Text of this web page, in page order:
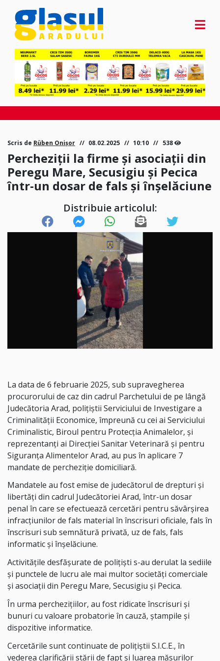
Scris de Rüben Onișor 08.02.2025 10:10 538
Percheziții la firme și asociații din
Peregu Mare, Secusigiu și Pecica
într-un dosar de fals și înșelăciune
Distribuie articolul:
La data de 6 februarie 2025, sub supravegherea
procurorului de caz din cadrul Parchetului de pe lângă
Judecătoria Arad, polițiștii Serviciului de Investigare a
Criminalității Economice, împreună cu cei ai Serviciului
Criminalistic, Biroul pentru Protecția Animalelor, și
reprezentanți ai Direcției Sanitar Veterinară și pentru
Siguranța Alimentelor Arad, au pus în aplicare 7
mandate de percheziție domiciliară.
Mandatele au fost emise de judecătorul de drepturi și
libertăți din cadrul Judecătoriei Arad, într-un dosar
penal în care se efectuează cercetări pentru săvârșirea
infracțiunilor de fals material în înscrisuri oficiale, fals în
înscrisuri sub semnătură privată, uz de fals, fals
informatic și înșelăciune.
Activitățile desfășurate de polițiști s-au derulat la sediile
și punctele de lucru ale mai multor societăți comerciale
și asociații din Peregu Mare, Secusigiu și Pecica.
În urma perchezițiilor, au fost ridicate înscrisuri și
bunuri cu valoare probatorie în cauză, ștampile și
dispozitive informatice.
Cercetările sunt continuate de polițiștii S.I.C.E., în
vederea clarificării stării de fapt și luarea măsurilor